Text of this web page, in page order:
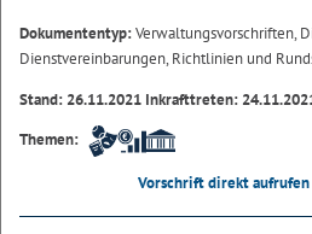
Dokumententyp:Verwaltungsvorschriften,
Dienstvereinbarungen, Richtlinien und
Stand: 26.11.2021 Inkrafttreten:
Themen:
Vorschrift direkt aufrufen